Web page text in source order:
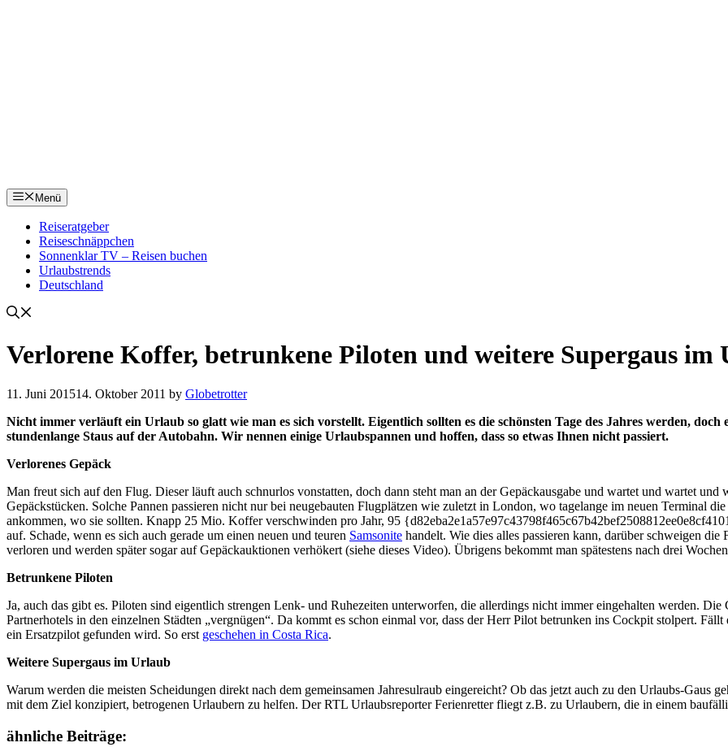
Menü
Reiseratgeber
Reiseschnäppchen
Sonnenklar TV – Reisen buchen
Urlaubstrends
Deutschland
Verlorene Koffer, betrunkene Piloten und weitere Supergaus im
11. Juni 201514. Oktober 2011 by Globetrotter
Nicht immer verläuft ein Urlaub so glatt wie man es sich vorstellt. Eigentlich sollten es die schönsten Tage des Jahres werden,
stundenlange Staus auf der Autobahn. Wir nennen einige Urlaubspannen und hoffen, dass so etwas Ihnen nicht passiert.
Verlorenes Gepäck
Man freut sich auf den Flug. Dieser läuft auch schnurlos vonstatten, doch dann steht man an der Gepäckausgabe und wartet und wartet
Gepäckstücken. Solche Pannen passieren nicht nur bei neugebauten Flugplätzen wie zuletzt in London, wo tagelange im neuen Terminal
ankommen, wo sie sollten. Knapp 25 Mio. Koffer verschwinden pro Jahr, 95
auf. Schade, wenn es sich auch gerade um einen neuen und teuren Samsonite handelt. Wie dies alles passieren kann, darüber schweigen
verloren und werden später sogar auf Gepäckauktionen verhökert (siehe dieses Video). Übrigens bekommt man spätestens nach drei
Betrunkene Piloten
Ja, auch das gibt es. Piloten sind eigentlich strengen Lenk- und Ruhezeiten unterworfen, die allerdings nicht immer eingehalten werden.
Partnerhotels in den einzelnen Städten „vergnügen“. Da kommt es schon einmal vor, dass der Herr Pilot betrunken ins Cockpit stolpert.
ein Ersatzpilot gefunden wird. So erst geschehen in Costa Rica.
Weitere Supergaus im Urlaub
Warum werden die meisten Scheidungen direkt nach dem gemeinsamen Jahresulraub eingereicht? Ob das jetzt auch zu den Urlaubs-Gaus
mit dem Ziel konzipiert, betrogenen Urlaubern zu helfen. Der RTL Urlaubsreporter Ferienretter fliegt z.B. zu Urlaubern, die in einem
ähnliche Beiträge: